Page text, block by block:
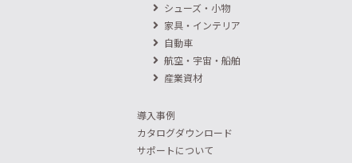
シューズ・小物
家具・インテリア
自動車
航空・宇宙・船舶
産業資材
導入事例
カタログダウンロード
サポートについて